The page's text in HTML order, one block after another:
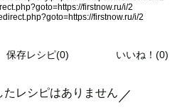
firstnow.ru/i/2
firstnow.ru/i/2
保存レシピ(0) いいね！(0)
たレシピはありません ／